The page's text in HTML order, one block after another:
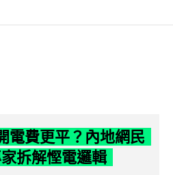
電費更平？內地網民
拆解慳電邏輯